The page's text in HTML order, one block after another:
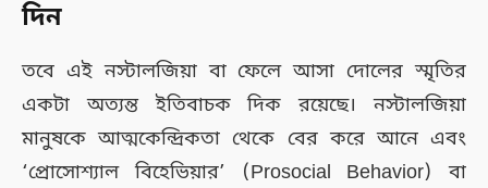
দিন
তবে এই নস্টালজিয়া বা ফেলে আসা দোলের স্মৃতির
একটা অত্যন্ত ইতিবাচক দিক রয়েছে। নস্টালজিয়া
মানুষকে আত্মকেন্দ্রিকতা থেকে বের করে আনে এবং
‘প্রোসোশ্যাল বিহেভিয়ার’ (Prosocial Behavior) বা